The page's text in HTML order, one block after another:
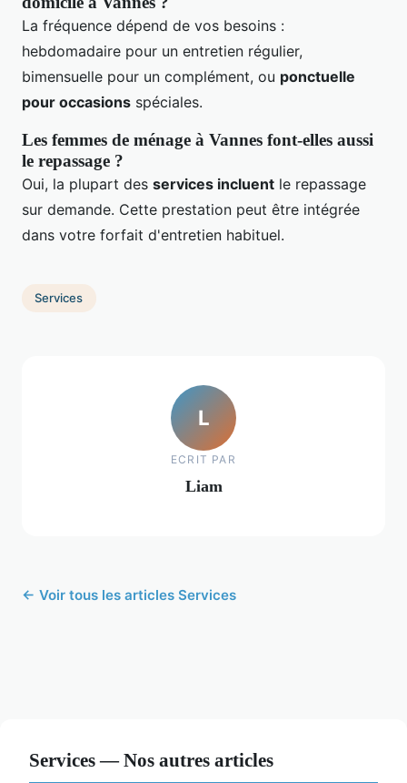
La fréquence dépend de vos besoins :
hebdomadaire pour un entretien régulier,
bimensuelle pour un complément, ou ponctuelle
pour occasions spéciales.
Les femmes de ménage à Vannes font-elles aussi
le repassage ?
Oui, la plupart des services incluent le repassage
sur demande. Cette prestation peut être intégrée
dans votre forfait d'entretien habituel.
Services
L
ECRIT PAR
Liam
← Voir tous les articles Services
Services — Nos autres articles